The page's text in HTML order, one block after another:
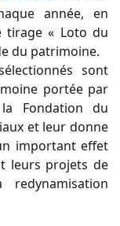
année, en
tirage « Loto du
du patrimoine.
sont
portée par
Fondation du
et leur donne
important effet
leurs projets de